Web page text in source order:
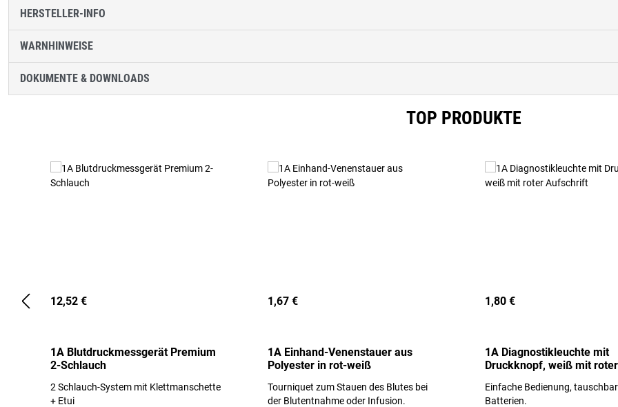
HERSTELLER-INFO
WARNHINWEISE
DOKUMENTE & DOWNLOADS
TOP PRODUKTE
12,52 €
1A Blutdruckmessgerät Premium
2-Schlauch
2 Schlauch-System mit Klettmanschette
+ Etui
1,67 €
1A Einhand-Venenstauer aus
Polyester in rot-weiß
Tourniquet zum Stauen des Blutes bei
der Blutentnahme oder Infusion.
1,80 €
1A Diagnostikleuchte mit
Druckknopf, weiß mit roter
Einfache Bedienung,
Batterien.